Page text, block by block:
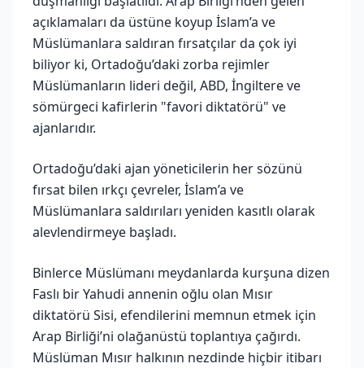
açıklamaları da üstüne koyup İslam’a ve
Müslümanlara saldıran fırsatçılar da çok iyi
biliyor ki, Ortadoğu’daki zorba rejimler
Müslümanların lideri değil, ABD, İngiltere ve
sömürgeci kafirlerin "favori diktatörü" ve
ajanlarıdır.
Ortadoğu’daki ajan yöneticilerin her sözünü
fırsat bilen ırkçı çevreler, İslam’a ve
Müslümanlara saldırıları yeniden kasıtlı olarak
alevlendirmeye başladı.
Binlerce Müslümanı meydanlarda kurşuna dizen
Faslı bir Yahudi annenin oğlu olan Mısır
diktatörü Sisi, efendilerini memnun etmek için
Arap Birliği’ni olağanüstü toplantıya çağırdı.
Müslüman Mısır halkının nezdinde hiçbir itibarı